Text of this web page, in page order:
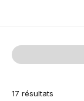
17 résultats